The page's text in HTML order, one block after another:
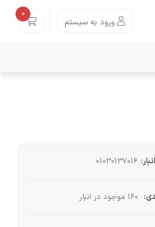
ورود به سیستم
0
01030137016
160 موجود در انبار